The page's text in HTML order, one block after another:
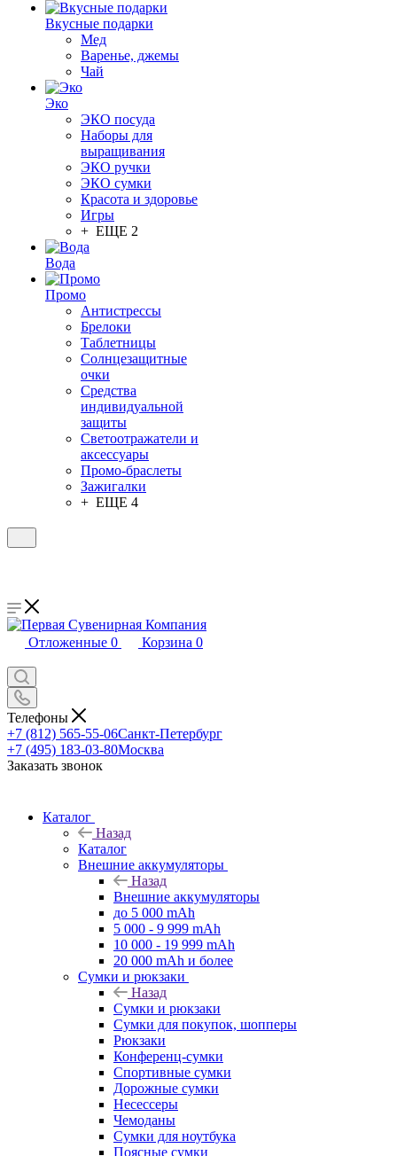
Вкусные подарки
Мед
Варенье, джемы
Чай
Эко
ЭКО посуда
Наборы для
выращивания
ЭКО ручки
ЭКО сумки
Красота и здоровье
Игры
+ ЕЩЕ 2
Вода
Промо
Антистрессы
Брелоки
Таблетницы
Солнцезащитные
очки
Средства
индивидуальной
защиты
Светоотражатели и
аксессуары
Промо-браслеты
Зажигалки
+ ЕЩЕ 4
Отложенные 0 Корзина 0
Телефоны
+7 (812) 565-55-06Санкт-Петербург
+7 (495) 183-03-80Москва
Заказать звонок
Каталог
Назад
Каталог
Внешние аккумуляторы
Назад
Внешние аккумуляторы
до 5 000 mAh
5 000 - 9 999 mAh
10 000 - 19 999 mAh
20 000 mAh и более
Сумки и рюкзаки
Назад
Сумки и рюкзаки
Сумки для покупок, шопперы
Рюкзаки
Конференц-сумки
Спортивные сумки
Дорожные сумки
Несессеры
Чемоданы
Сумки для ноутбука
Поясные сумки